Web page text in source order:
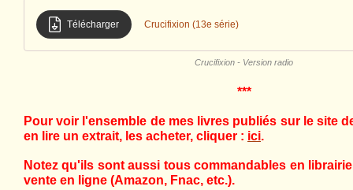
Télécharger Crucifixion (13e série)
Crucifixion - Version radio
***
Pour voir l'ensemble de mes livres publiés sur le site
en lire un extrait, les acheter, cliquer : ici.
Notez qu'ils sont aussi tous commandables en
vente en ligne (Amazon, Fnac, etc.).